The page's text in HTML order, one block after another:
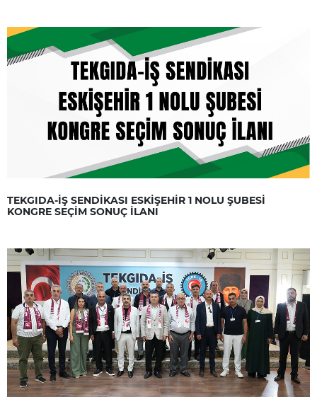
TEKGIDA-İŞ SENDİKASI ESKİŞEHİR 1 NOLU ŞUBESİ
KONGRE SEÇİM SONUÇ İLANI